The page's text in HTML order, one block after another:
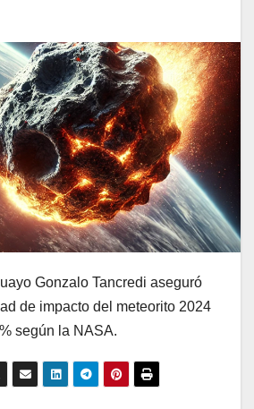
Gonzalo Tancredi aseguró
de impacto del meteorito 2024
según la NASA.